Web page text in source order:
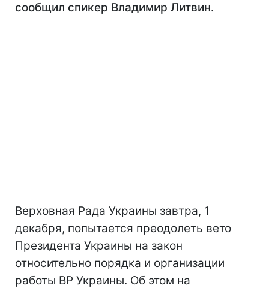
сообщил спикер Владимир Литвин.
Верховная Рада Украины завтра, 1
декабря, попытается преодолеть вето
Президента Украины на закон
относительно порядка и организации
работы ВР Украины. Об этом на